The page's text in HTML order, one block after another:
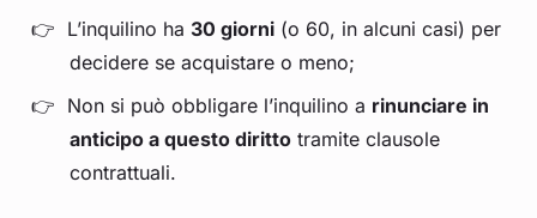
L’inquilino ha 30 giorni (o 60, in alcuni casi) per
decidere se acquistare o meno;
Non si può obbligare l’inquilino a rinunciare in
anticipo a questo diritto tramite clausole
contrattuali.